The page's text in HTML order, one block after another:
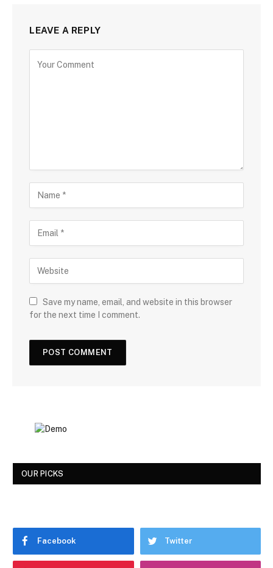
LEAVE A REPLY
Save my name, email, and website in this browser
for the next time I comment.
OUR PICKS
Facebook Twitter